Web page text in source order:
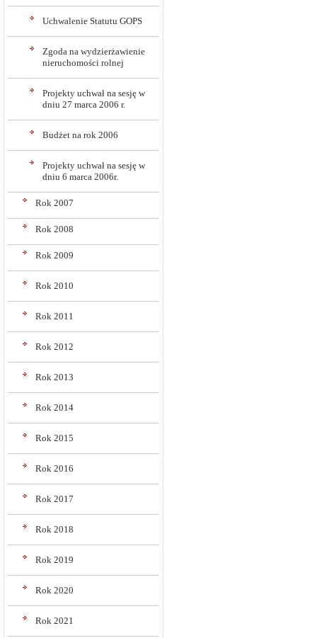
Uchwalenie Statutu GOPS
Zgoda na wydzierżawienie
nieruchomości rolnej
Projekty uchwał na sesję w
dniu 27 marca 2006 r.
Budżet na rok 2006
Projekty uchwał na sesję w
dniu 6 marca 2006r.
Rok 2007
Rok 2008
Rok 2009
Rok 2010
Rok 2011
Rok 2012
Rok 2013
Rok 2014
Rok 2015
Rok 2016
Rok 2017
Rok 2018
Rok 2019
Rok 2020
Rok 2021